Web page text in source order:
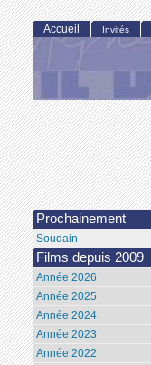
Accueil Invités
Prochainement
Soudain
Films depuis 2009
Année 2026
Année 2025
Année 2024
Année 2023
Année 2022